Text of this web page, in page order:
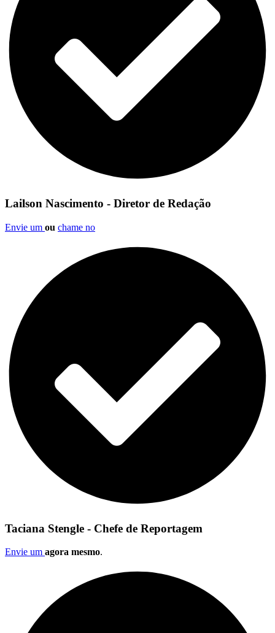
Lailson Nascimento - Diretor de Redação
Envie um ou chame no
Taciana Stengle - Chefe de Reportagem
Envie um agora mesmo.